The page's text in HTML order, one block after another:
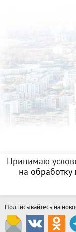
Принимаю
на
Подписывайтесь на